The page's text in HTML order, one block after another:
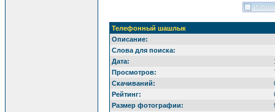
Телефонный шашлык
Описание:
Слова для поиска:
Дата:
Просмотров:
Скачиваний:
Рейтинг:
Размер фотографии: